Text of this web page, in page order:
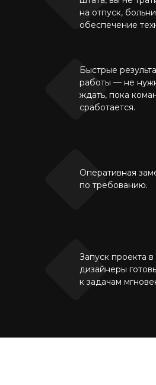
Запуск проекта
дизайнеры
к задачам
Оперативная
по требованию.
Быстрые
работы — не
ждать, пока
сработается.
на отпуск,
обеспечение